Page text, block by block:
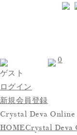
ゲスト
ログイン
新規会員登録
0
Crystal Deva Online
HOMECrystal Deva